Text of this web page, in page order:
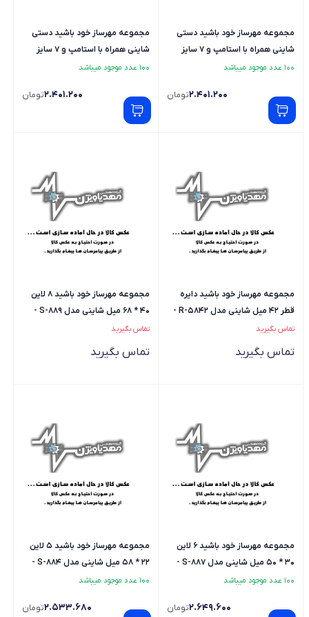
مجموعه مهرساز خود باشید دستی
شاینی همراه با استامپ و 7 سایز
دسته مدل S-200 - لاتین
100 عدد موجود میباشد
2.401.200تومان
مجموعه مهرساز خود باشید دستی
شاینی همراه با استامپ و 7 سایز
دسته مدل S-200 - فارسی
100 عدد موجود میباشد
2.401.200تومان
مجموعه مهرساز خود باشید دایره
قطر 42 میل شاینی مدل R-5842 -
لاتین
تماس بگیرید
تماس بگیرید
مجموعه مهرساز خود باشید 8 لاین
40 * 68 میل شاینی مدل S-889 -
فارسی
تماس بگیرید
تماس بگیرید
مجموعه مهرساز خود باشید 6 لاین
30 * 50 میل شاینی مدل S-887 -
فارسی
100 عدد موجود میباشد
2.649.600تومان
مجموعه مهرساز خود باشید 5 لاین
22 * 58 میل شاینی مدل S-884 -
فارسی
100 عدد موجود میباشد
2.533.680تومان